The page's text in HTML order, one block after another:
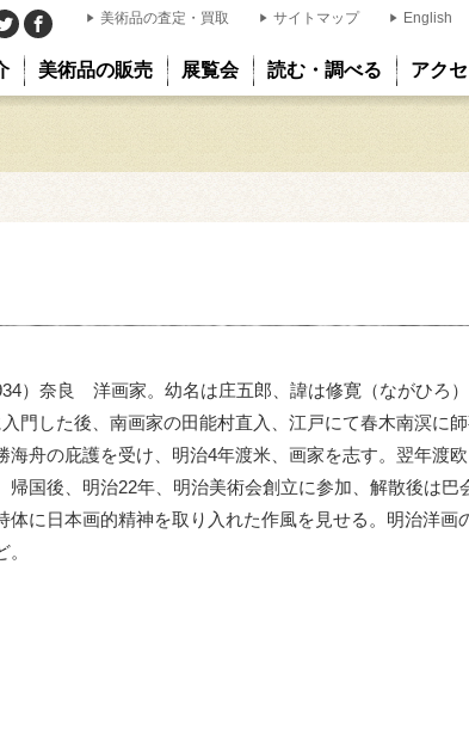
美術品の販売 展覧会 読む・調べる アク
美術品の査定・買取 サイトマップ English
）奈良 洋画家。幼名は庄五郎、諱は修寛（ながひろ
門した後、南画家の田能村直入、江戸にて春木南溟に
海舟の庇護を受け、明治4年渡米、画家を志す。翌年渡
帰国後、明治22年、明治美術会創立に参加、解散後は巴
体に日本画的精神を取り入れた作風を見せる。明治洋画